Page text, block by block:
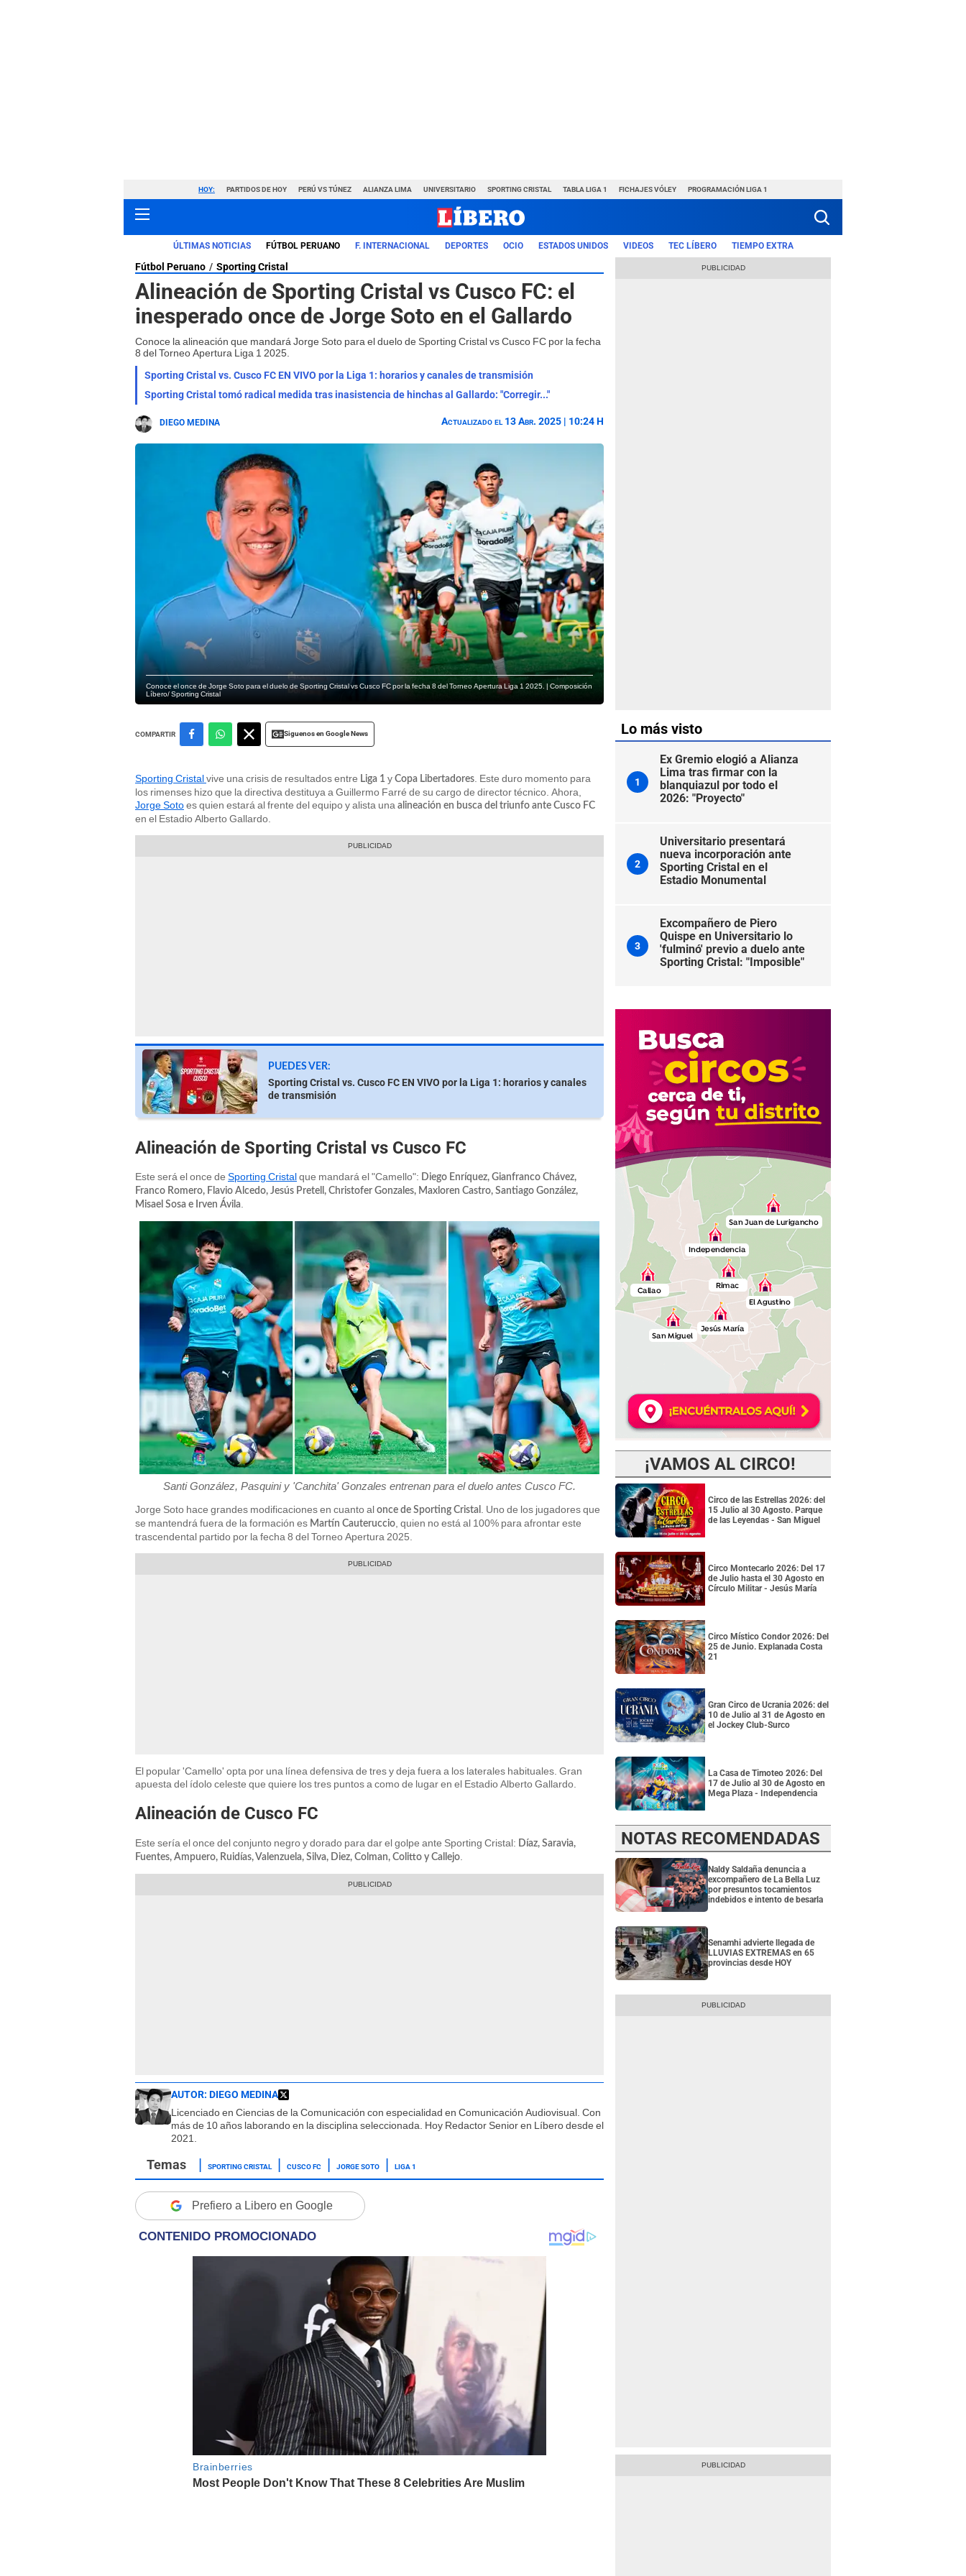
HOY: PARTIDOS DE HOY PERÚ VS TÚNEZ ALIANZA LIMA UNIVERSITARIO SPORTING CRISTAL TABLA LIGA 1 FICHAJES VÓLEY PROGRAMACIÓN LIGA 1
ÚLTIMAS NOTICIAS FÚTBOL PERUANO F. INTERNACIONAL DEPORTES OCIO ESTADOS UNIDOS VIDEOS TEC LÍBERO TIEMPO EXTRA
Fútbol Peruano Sporting Cristal
Alineación de Sporting Cristal vs Cusco FC: el
inesperado once de Jorge Soto en el Gallardo
Conoce la alineación que mandará Jorge Soto para el duelo de Sporting Cristal vs Cusco FC por la fecha
8 del Torneo Apertura Liga 1 2025.
Sporting Cristal vs. Cusco FC EN VIVO por la Liga 1: horarios y canales de transmisión
Sporting Cristal tomó radical medida tras inasistencia de hinchas al Gallardo: "Corregir..."
DIEGO MEDINA Actualizado el 13 Abr. 2025 | 10:24 H
Conoce el once de Jorge Soto para el duelo de Sporting Cristal vs Cusco FC por la fecha 8 del Torneo Apertura Liga 1 2025. | Composición
Líbero/ Sporting Cristal
COMPARTIR Siguenos en Google News
Sporting Cristalvive una crisis de resultados entre Liga 1 y Copa Libertadores . Este duro momento para
los rimenses hizo que la directiva destituya a Guillermo Farré de su cargo de director técnico. Ahora,
Jorge Sotoes quien estará al frente del equipo y alista una alineación en busca del triunfo ante Cusco FC
en el Estadio Alberto Gallardo.
PUEDES VER:
Sporting Cristal vs. Cusco FC EN VIVO por la Liga 1: horarios y canales
de transmisión
Alineación de Sporting Cristal vs Cusco FC
Este será el once de Sporting Cristalque mandará el "Camello": Diego Enríquez, Gianfranco Chávez,
Franco Romero, Flavio Alcedo, Jesús Pretell, Christofer Gonzales, Maxloren Castro, Santiago González,
Misael Sosa e Irven Ávila.
Santi González, Pasquini y 'Canchita' Gonzales entrenan para el duelo antes Cusco FC.
Jorge Soto hace grandes modificaciones en cuanto al once de Sporting Cristal . Uno de los jugadores que
se mantendrá fuera de la formación es Martín Cauteruccio, quien no está al 100% para afrontar este
trascendental partido por la fecha 8 del Torneo Apertura 2025.
El popular 'Camello' opta por una línea defensiva de tres y deja fuera a los laterales habituales. Gran
apuesta del ídolo celeste que quiere los tres puntos a como de lugar en el Estadio Alberto Gallardo.
Alineación de Cusco FC
Este sería el once del conjunto negro y dorado para dar el golpe ante Sporting Cristal: Díaz, Saravia,
Fuentes, Ampuero, Ruidías, Valenzuela, Silva, Diez, Colman, Colitto y Callejo.
AUTOR: DIEGO MEDINA
Licenciado en Ciencias de la Comunicación con especialidad en Comunicación Audiovisual. Con
más de 10 años laborando en la disciplina seleccionada. Hoy Redactor Senior en Líbero desde el
2021.
SPORTING CRISTAL CUSCO FC JORGE SOTO LIGA 1
Prefiero a Libero en Google
Lo más visto
1
Ex Gremio elogió a Alianza
Lima tras firmar con la
blanquiazul por todo el
2026: "Proyecto"
2
Universitario presentará
nueva incorporación ante
Sporting Cristal en el
Estadio Monumental
3
Excompañero de Piero
Quispe en Universitario lo
'fulminó' previo a duelo ante
Sporting Cristal: "Imposible"
¡VAMOS AL CIRCO!
Circo de las Estrellas 2026: del
15 Julio al 30 Agosto. Parque
de las Leyendas - San Miguel
Circo Montecarlo 2026: Del 17
de Julio hasta el 30 Agosto en
Círculo Militar - Jesús María
Circo Místico Condor 2026: Del
25 de Junio. Explanada Costa
21
Gran Circo de Ucrania 2026: del
10 de Julio al 31 de Agosto en
el Jockey Club-Surco
La Casa de Timoteo 2026: Del
17 de Julio al 30 de Agosto en
Mega Plaza - Independencia
NOTAS RECOMENDADAS
Naldy Saldaña denuncia a
excompañero de La Bella Luz
por presuntos tocamientos
indebidos e intento de besarla
Senamhi advierte llegada de
LLUVIAS EXTREMAS en 65
provincias desde HOY